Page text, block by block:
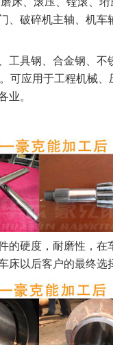
、破碎机主轴、机
具钢、合金钢、不
可应用于工程机械
业。
硬度，耐磨性，在
床以后客户的最终选